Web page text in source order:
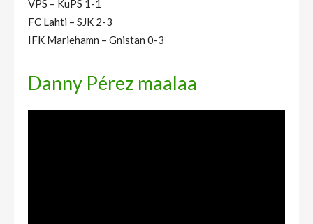
VPS – KuPS 1-1
FC Lahti – SJK 2-3
IFK Mariehamn – Gnistan 0-3
Danny Pérez maalaa